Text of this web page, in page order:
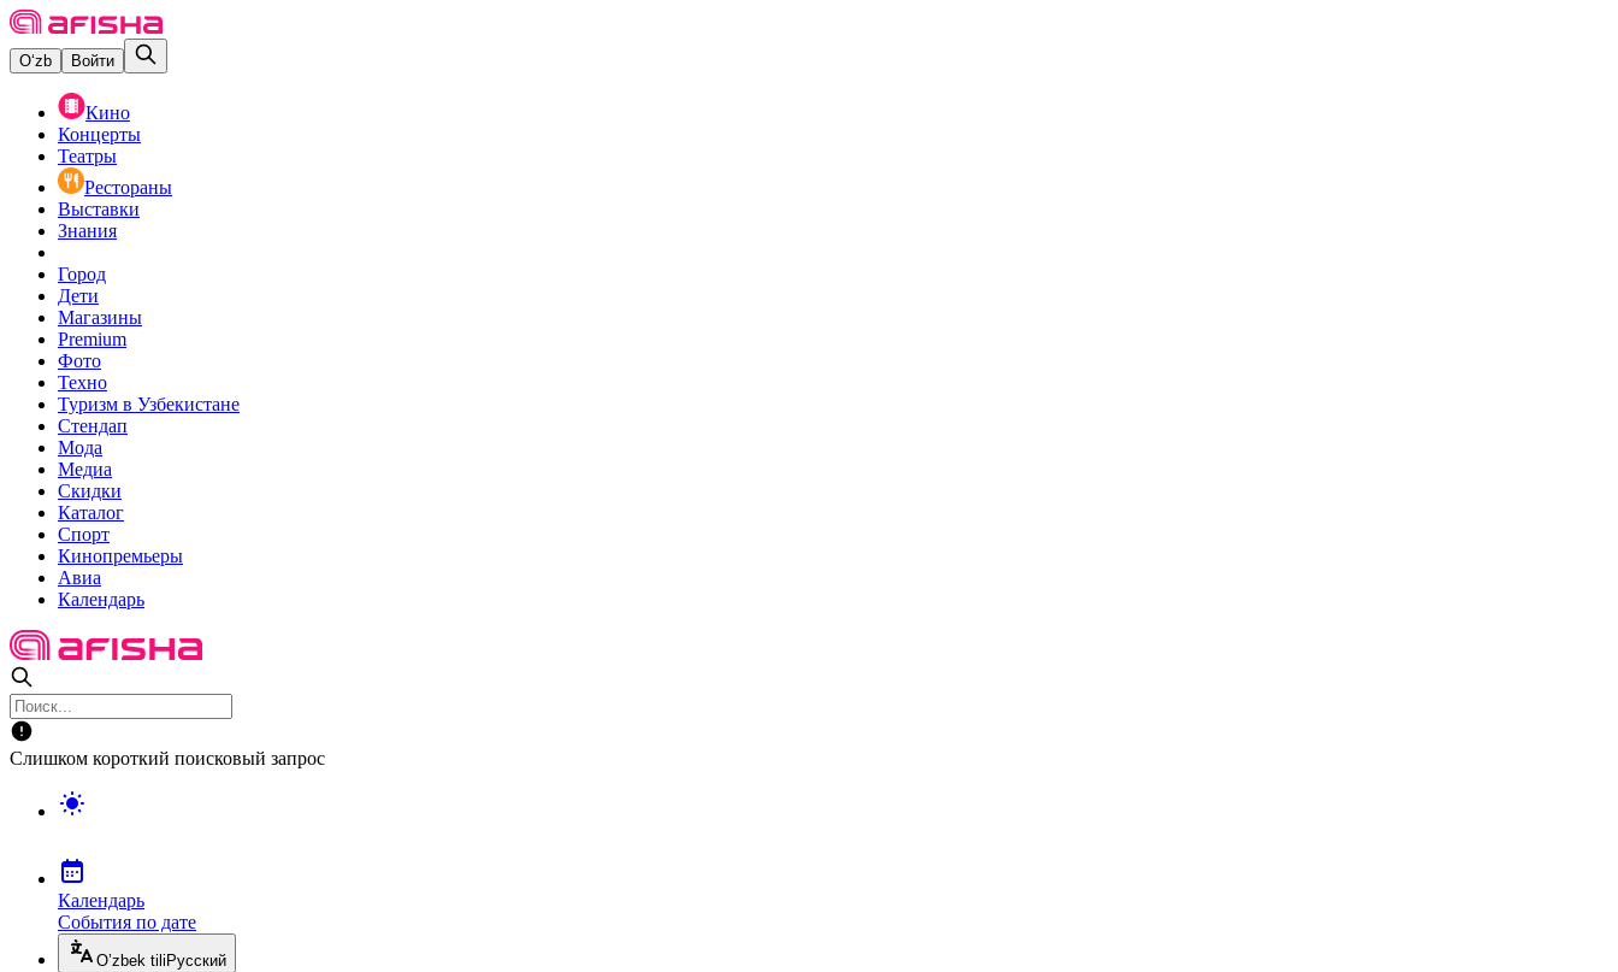
O‘zb Войти
Кино
Концерты
Театры
Рестораны
Выставки
Знания
Город
Дети
Магазины
Premium
Фото
Техно
Туризм в Узбекистане
Стендап
Мода
Медиа
Скидки
Каталог
Спорт
Кинопремьеры
Авиа
Календарь
Слишком короткий поисковый запрос
Календарь
События по дате
O’zbek tili Русский